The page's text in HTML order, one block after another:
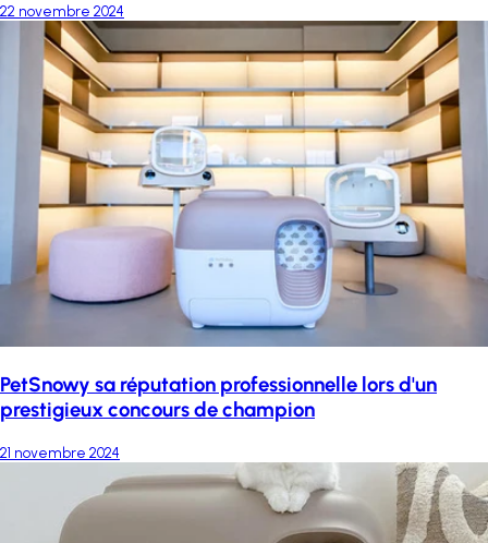
22 novembre 2024
PetSnowy sa réputation professionnelle lors d'un
prestigieux concours de champion
21 novembre 2024